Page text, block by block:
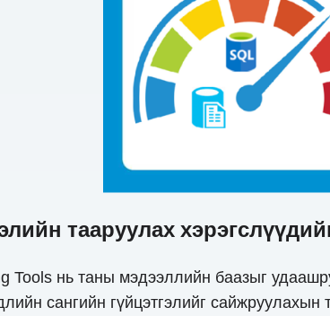
тааруулах
Tools нь таны мэдээллийн баазыг
сангийн гүйцэтгэлийг